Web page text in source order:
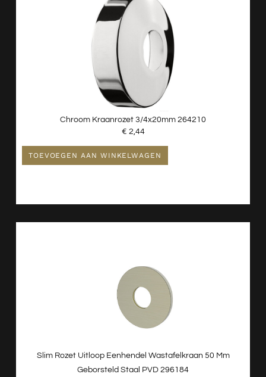
Chroom Kraanrozet 3/4x20mm 264210
€ 2,44
TOEVOEGEN AAN WINKELWAGEN
Slim Rozet Uitloop Eenhendel Wastafelkraan 50 Mm
Geborsteld Staal PVD 296184